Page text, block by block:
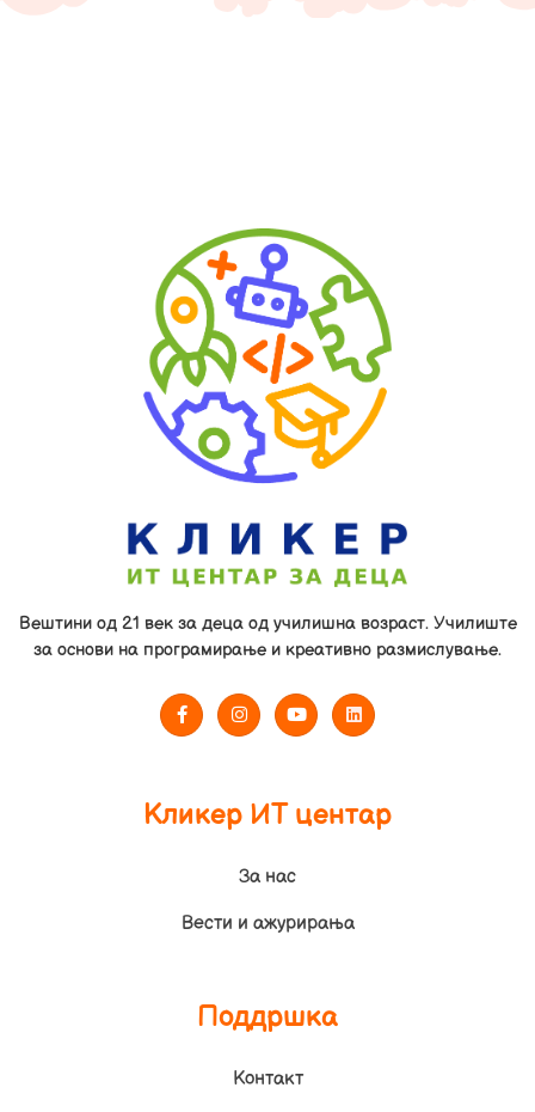
Вештини од 21 век за деца од училишна возраст. Училиште
за основи на програмирање и креативно размислување.
Кликер ИТ центар
За нас
Вести и ажурирања
Поддршка
Контакт